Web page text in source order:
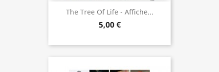
The Tree Of Life - Affiche...
5,00 €